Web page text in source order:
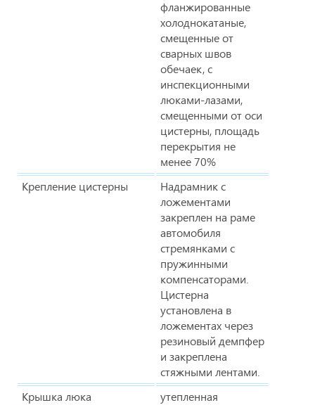
фланжированные
холоднокатаные,
смещенные от
сварных швов
обечаек, с
инспекционными
люками-лазами,
смещенными от оси
цистерны, площадь
перекрытия не
менее 70%
Крепление цистерны
Надрамник с
ложементами
закреплен на раме
автомобиля
стремянками с
пружинными
компенсаторами.
Цистерна
установлена в
ложементах через
резиновый демпфер
и закреплена
стяжными лентами.
Крышка люка
утепленная